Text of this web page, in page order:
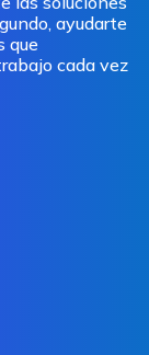
ayudarte
que
cada vez